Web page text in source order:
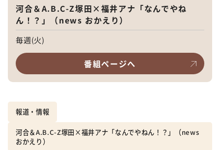
河合＆A.B.C-Z塚田×福井アナ「なんでやね
ん！？」（news おかえり）
毎週(火)
番組ページへ
報道・情報
河合＆A.B.C-Z塚田×福井アナ「なんでやねん！？」（news
おかえり）